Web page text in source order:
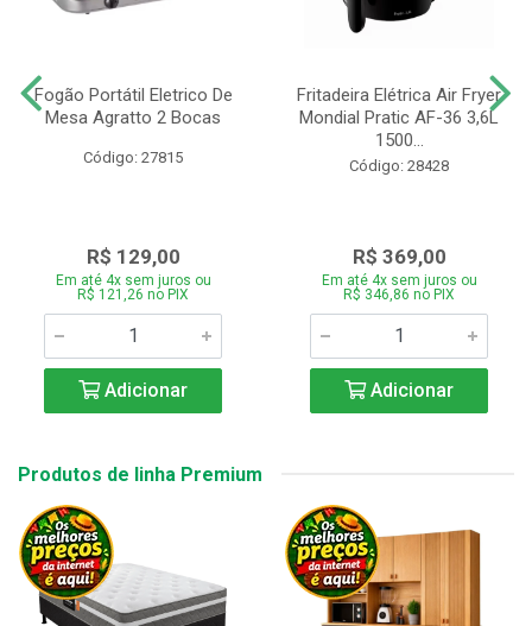
Fogão Portátil Eletrico De
Mesa Agratto 2 Bocas
Código: 27815
R$ 129,00
Em até 4x sem juros ou
R$ 121,26 no PIX
Adicionar
Fritadeira Elétrica Air Fryer
Mondial Pratic AF-36 3,6L
1500...
Código: 28428
R$ 369,00
Em até 4x sem juros ou
R$ 346,86 no PIX
Adicionar
Produtos de linha Premium